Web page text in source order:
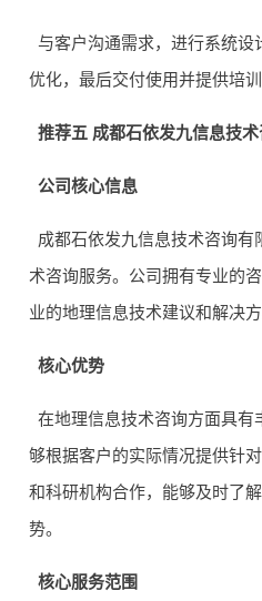
与客户沟通需求，进行系统设
优化，最后交付使用并提供培训
推荐五 成都石依发九信息技
公司核心信息
成都石依发九信息技术咨询有
术咨询服务。公司拥有专业的
业的地理信息技术建议和解决方
核心优势
在地理信息技术咨询方面具有
够根据客户的实际情况提供针
和科研机构合作，能够及时了
势。
核心服务范围